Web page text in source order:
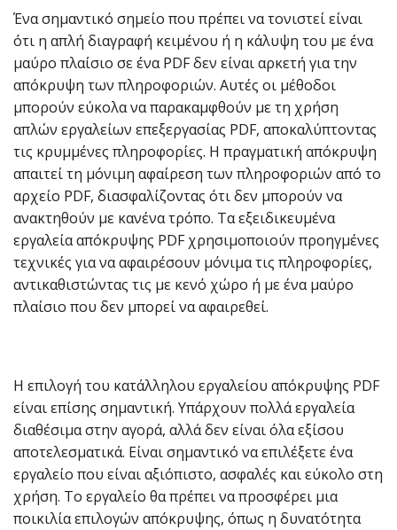
Ένα σημαντικό σημείο που πρέπει να τονιστεί είναι
ότι η απλή διαγραφή κειμένου ή η κάλυψη του με ένα
μαύρο πλαίσιο σε ένα PDF δεν είναι αρκετή για την
απόκρυψη των πληροφοριών. Αυτές οι μέθοδοι
μπορούν εύκολα να παρακαμφθούν με τη χρήση
απλών εργαλείων επεξεργασίας PDF, αποκαλύπτοντας
τις κρυμμένες πληροφορίες. Η πραγματική απόκρυψη
απαιτεί τη μόνιμη αφαίρεση των πληροφοριών από το
αρχείο PDF, διασφαλίζοντας ότι δεν μπορούν να
ανακτηθούν με κανένα τρόπο. Τα εξειδικευμένα
εργαλεία απόκρυψης PDF χρησιμοποιούν προηγμένες
τεχνικές για να αφαιρέσουν μόνιμα τις πληροφορίες,
αντικαθιστώντας τις με κενό χώρο ή με ένα μαύρο
πλαίσιο που δεν μπορεί να αφαιρεθεί.
Η επιλογή του κατάλληλου εργαλείου απόκρυψης PDF
είναι επίσης σημαντική. Υπάρχουν πολλά εργαλεία
διαθέσιμα στην αγορά, αλλά δεν είναι όλα εξίσου
αποτελεσματικά. Είναι σημαντικό να επιλέξετε ένα
εργαλείο που είναι αξιόπιστο, ασφαλές και εύκολο στη
χρήση. Το εργαλείο θα πρέπει να προσφέρει μια
ποικιλία επιλογών απόκρυψης, όπως η δυνατότητα